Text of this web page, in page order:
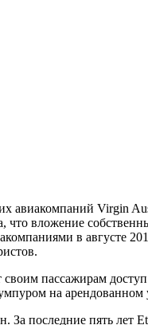
авиакомпаний Virgin
что вложение
в августе
пассажирам
на
последние пять лет